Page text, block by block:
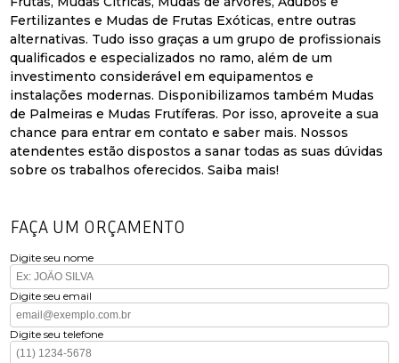
Fertilizantes e Mudas de Frutas Exóticas, entre outras
alternativas. Tudo isso graças a um grupo de profissionais
qualificados e especializados no ramo, além de um
investimento considerável em equipamentos e
instalações modernas. Disponibilizamos também Mudas
de Palmeiras e Mudas Frutíferas. Por isso, aproveite a sua
chance para entrar em contato e saber mais. Nossos
atendentes estão dispostos a sanar todas as suas dúvidas
sobre os trabalhos oferecidos. Saiba mais!
FAÇA UM ORÇAMENTO
Digite seu nome
Digite seu email
Digite seu telefone